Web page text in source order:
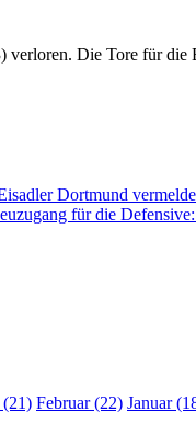
Die Tore für
Dortmund
für die
Februar (22) Januar